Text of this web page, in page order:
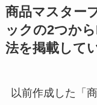
商品マスター
ックの2つか
法を掲載して
以前作成した「